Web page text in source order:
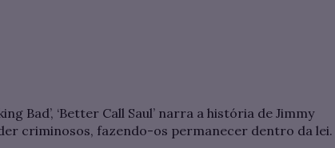
Bad’, ‘Better Call Saul’ narra a história de Jimmy
criminosos, fazendo-os permanecer dentro da lei.